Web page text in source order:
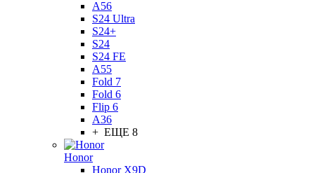
A56
S24 Ultra
S24+
S24
S24 FE
A55
Fold 7
Fold 6
Flip 6
A36
+ ЕЩЕ 8
Honor
Honor X9D